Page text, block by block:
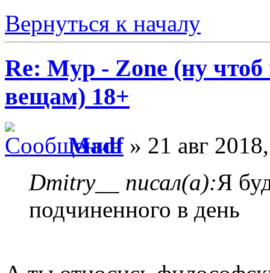
Вернуться к началу
Re: Myp - Zone (ну
вещам) 18+
Madf» 21 авг
Dmitry__ писал(а):Я
подчиненного в день